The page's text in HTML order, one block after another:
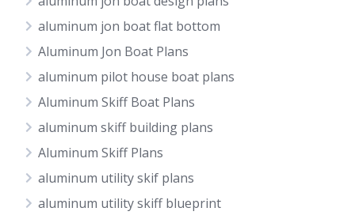
aluminum jon boat flat bottom
Aluminum Jon Boat Plans
aluminum pilot house boat plans
Aluminum Skiff Boat Plans
aluminum skiff building plans
Aluminum Skiff Plans
aluminum utility skif plans
aluminum utility skiff blueprint